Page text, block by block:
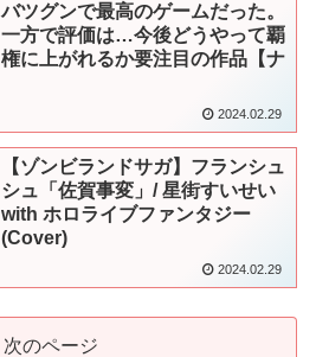
バツグンで最高のゲームだった。
一方で評価は…今後どうやって覇
権に上がれるか要注目の作品【ナ
2024.02.29
【ゾンビランドサガ】フランシュ
シュ「佐賀事変」/ 星街すいせい
with ホロライブファンタジー
(Cover)
2024.02.29
次のページ